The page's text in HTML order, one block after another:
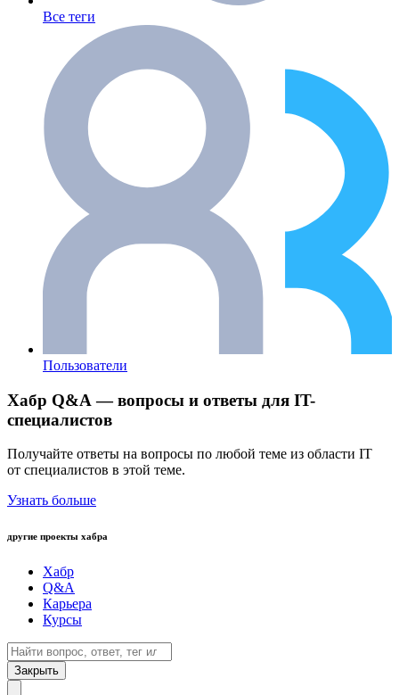
Все теги
Пользователи
Хабр Q&A — вопросы и ответы для IT-
специалистов
Получайте ответы на вопросы по любой теме из области IT
от специалистов в этой теме.
Узнать больше
другие проекты хабра
Хабр
Q&A
Карьера
Курсы
Закрыть